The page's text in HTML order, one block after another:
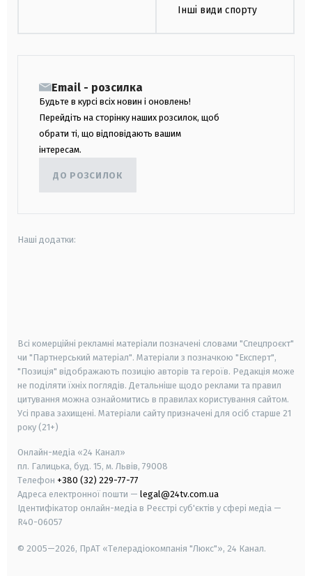
Інші види спорту
Email - розсилка
Будьте в курсі всіх новин і оновлень!
Перейдіть на сторінку наших розсилок, щоб
обрати ті, що відповідають вашим
інтересам.
ДО РОЗСИЛОК
Наші додатки:
Всі комерційні рекламні матеріали позначені словами "Спецпроєкт"
чи "Партнерський матеріал". Матеріали з позначкою "Експерт",
"Позиція" відображають позицію авторів та героїв. Редакція може
не поділяти їхніх поглядів. Детальніше щодо реклами та правил
цитування можна ознайомитись в правилах користування сайтом.
Усі права захищені. Матеріали сайту призначені для осіб старше 21
року (21+)
Онлайн-медіа «24 Канал»
пл. Галицька, буд. 15, м. Львів, 79008
Телефон +380 (32) 229-77-77
Адреса електронної пошти — legal@24tv.com.ua
Ідентифікатор онлайн-медіа в Реєстрі суб'єктів у сфері медіа —
R40-06057
© 2005—2026, ПрАТ «Телерадіокомпанія "Люкс"», 24 Канал.